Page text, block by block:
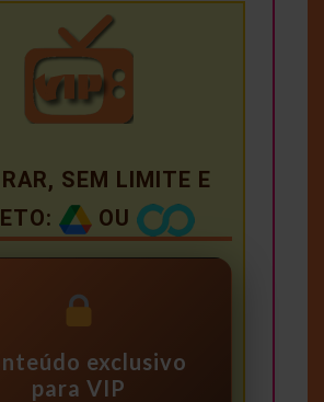
SEM LIMITE E
OU
exclusivo
para VIP